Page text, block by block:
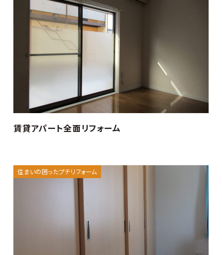
賃貸アパート全面リフォーム
住まいの困ったプチリフォーム